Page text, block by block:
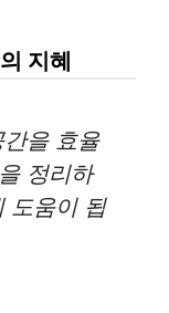
지혜
을 효율
정리하
도움이 됩